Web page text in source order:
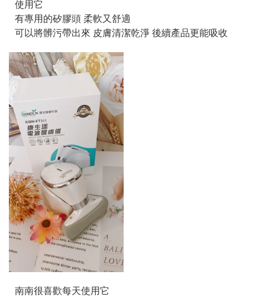
使用它
有專用的矽膠頭 柔軟又舒適
可以將髒污帶出來 皮膚清潔乾淨 後續產品更能吸收
南南很喜歡每天使用它